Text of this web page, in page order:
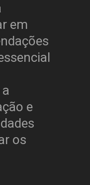
em
e
os